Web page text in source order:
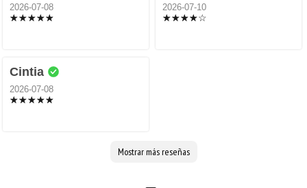
2026-07-08 2026-07-10
Cintia
2026-07-08
Mostrar más reseñas